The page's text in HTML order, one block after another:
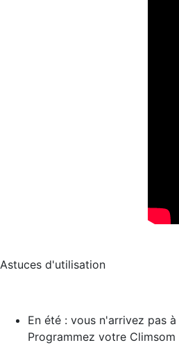
Astuces d'utilisation
En été : vous n'arrivez pas
Programmez votre